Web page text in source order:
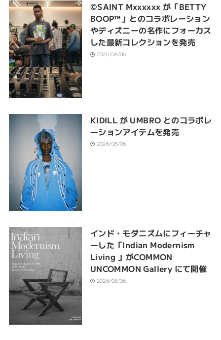
©SAINT Mxxxxxx が「BETTY
BOOP™︎」とのコラボレーション
やディズニーの名作にフォーカス
した最新コレクションを発売
2026/08/06
KIDILL が UMBRO とのコラボレ
ーションアイテムを発売
2026/08/06
インド・モダニズムにフィーチャ
ーした「Indian Modernism
Living 」がCOMMON
UNCOMMON Gallery にて開催
2026/08/06